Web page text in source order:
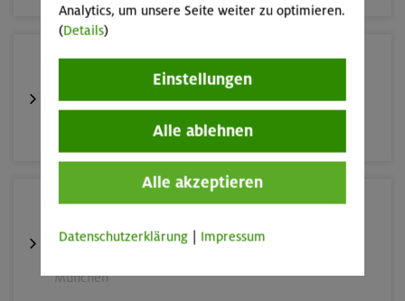
22./23.08.26
Bouldern für Einsteiger indoor
22./23.08.26
Grundkurs Klettern indoor
München
Analytics, um unsere Seite weiter zu optimieren.
(Details)
Einstellungen
Alle ablehnen
Alle akzeptieren
Datenschutzerklärung Impressum